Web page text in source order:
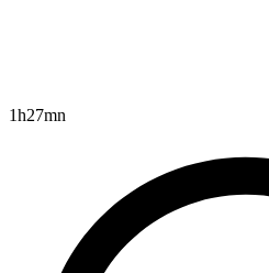
1h27mn